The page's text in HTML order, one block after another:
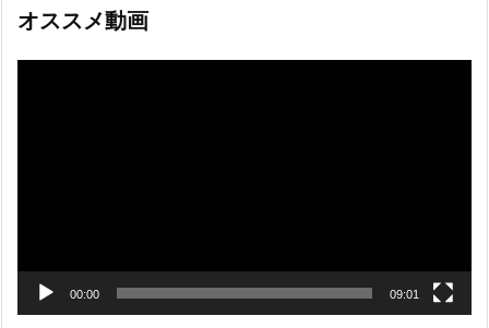
オススメ動画
00:00 09:01